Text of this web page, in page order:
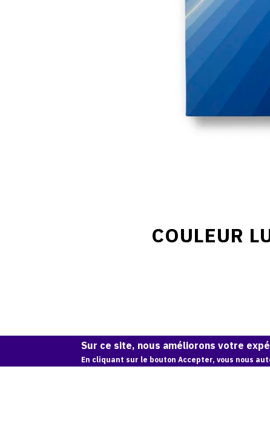
COULEUR
Sur ce site, nous améliorons votre
En cliquant sur le bouton Accepter, vous nous